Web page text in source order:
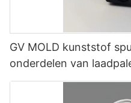
GV MOLD kunststof
onderdelen van